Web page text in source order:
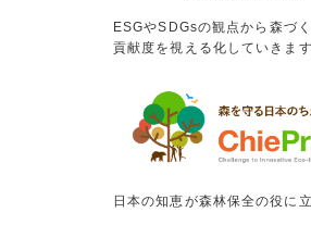
ESGやSDGsの観点から森づ
貢献度を視える化していきます
日本の知恵が森林保全の役に